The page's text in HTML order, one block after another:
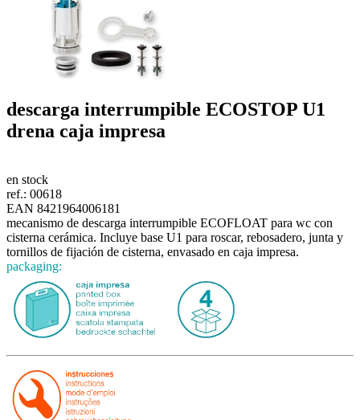
descarga interrumpible ECOSTOP U1
drena caja impresa
en stock
ref.: 00618
EAN 8421964006181
mecanismo de descarga interrumpible ECOFLOAT para wc con
cisterna cerámica. Incluye base U1 para roscar, rebosadero, junta y
tornillos de fijación de cisterna, envasado en caja impresa.
packaging: